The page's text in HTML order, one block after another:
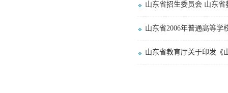
山东省招生委员会 山东
山东省2006年普通高等学
山东省教育厅关于印发《